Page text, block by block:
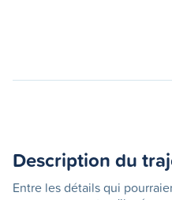
Description du
Entre les détails qui